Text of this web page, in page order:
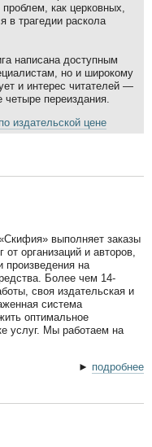
как церковных,
в трагедии раскола
написана доступным
но и широкому
и интерес читателей —
переиздания.
издательской цене
выполняет заказы
от организаций и авторов,
произведения на
Более чем 14-
своя издательская и
система
оптимальное
услуг. Мы работаем на
► подробнее